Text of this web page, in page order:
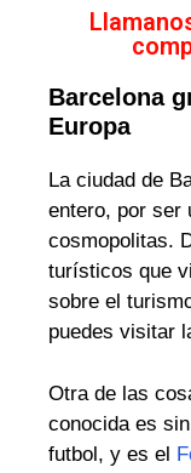
Barcelona
Europa
La ciudad de
entero, por ser
cosmopolitas.
turísticos que
sobre el
puedes visitar
Otra de las
conocida es
futbol, y es el